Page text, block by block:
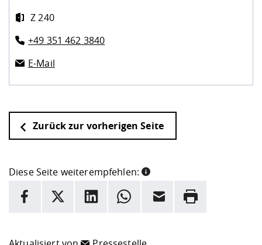
Z 240
+49 351 462 3840
E-Mail
Zurück zur vorherigen Seite
Diese Seite weiterempfehlen:
INFORMATION
Facebook
X LinkedInWhatsappE-Mail Drucken